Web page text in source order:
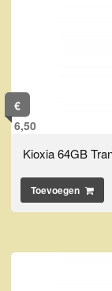
€
6,50
Kioxia 64GB
Toevoegen